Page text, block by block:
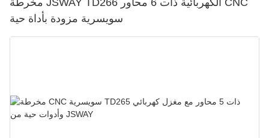
مخرطة JSWAY TD266 الكهربائية ذات 6 محاور CNC
سويسرية مزودة بأداة حية